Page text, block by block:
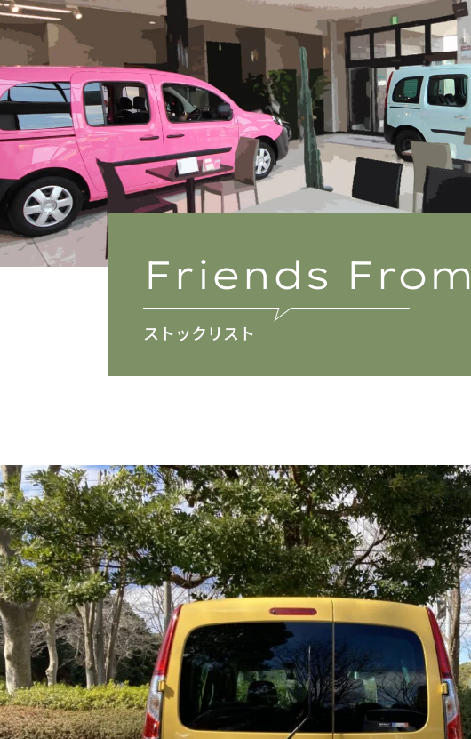
Friends From
ストックリスト